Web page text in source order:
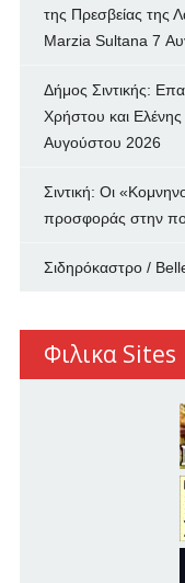
της Πρεσβείας της
Marzia Sultana 7
Δήμος Σιντικής:
Χρήστου και
Αυγούστου 2026
Σιντική: Οι
προσφοράς στην
Σιδηρόκαστρο /
Φιλικα Sites